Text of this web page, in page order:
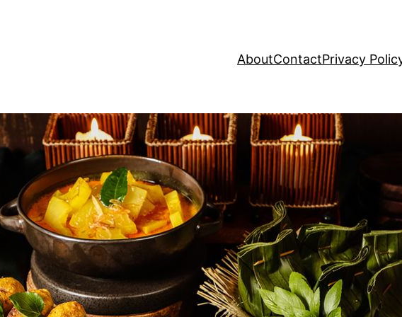
AboutContactPrivacy
Kategori
Desain
Fotografi
Gaya